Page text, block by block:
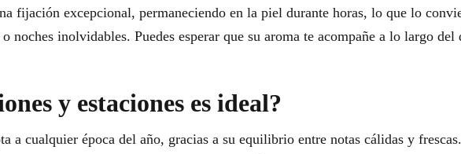
fijación excepcional, permaneciendo en la piel durante horas, lo que lo
noches inolvidables. Puedes esperar que su aroma te acompañe a lo largo
y estaciones es ideal?
a cualquier época del año, gracias a su equilibrio entre notas cálidas y